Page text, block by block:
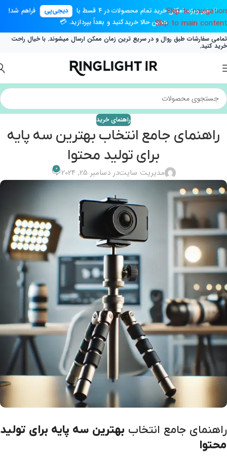
🎉 خبر ویژه: امکان خرید تمام محصولات در ۴ قسط با دیجی‌پی فراهم شد!
همین حالا خرید کنید و بعداً بپردازید. 💳
Skip to navigation
Skip to main content
تمامی سفارشات طبق روال و در سریع ترین زمان ممکن ارسال میشوند. با خیال راحت
خرید کنید.
راهنمای خرید
راهنمای جامع انتخاب بهترین سه پایه
برای تولید محتوا
مدیریت سایتدر دسامبر 25, 2024 0
راهنمای جامع انتخاب بهترین سه پایه برای تولید
محتوا